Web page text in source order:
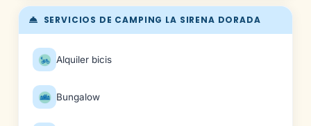
SERVICIOS DE CAMPING LA SIRENA DORADA
Alquiler bicis
Bungalow